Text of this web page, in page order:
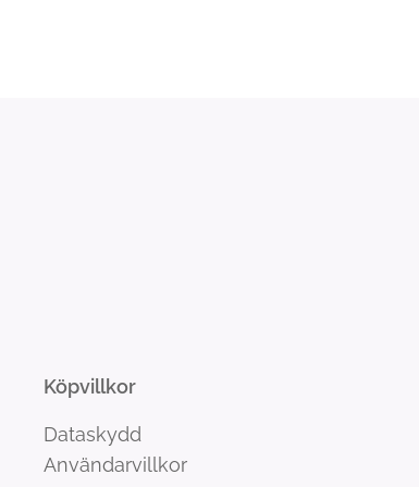
Köpvillkor
Dataskydd
Användarvillkor